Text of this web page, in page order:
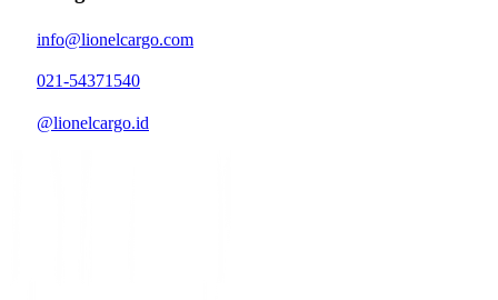
info@lionelcargo.com
021-54371540
@lionelcargo.id